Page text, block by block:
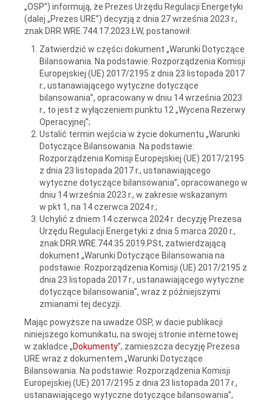
„OSP”) informują, że Prezes Urzędu Regulacji Energetyki
(dalej „Prezes URE”) decyzją z dnia 27 września 2023 r.,
znak DRR.WRE.744.17.2023.ŁW, postanowił:
Zatwierdzić w części dokument „Warunki Dotyczące
Bilansowania. Na podstawie: Rozporządzenia Komisji
Europejskiej (UE) 2017/2195 z dnia 23 listopada 2017
r., ustanawiającego wytyczne dotyczące
bilansowania”, opracowany w dniu 14 września 2023
r., to jest z wyłączeniem punktu 12 „Wycena Rezerwy
Operacyjnej”;
Ustalić termin wejścia w życie dokumentu „Warunki
Dotyczące Bilansowania. Na podstawie:
Rozporządzenia Komisji Europejskiej (UE) 2017/2195
z dnia 23 listopada 2017 r., ustanawiającego
wytyczne dotyczące bilansowania”, opracowanego w
dniu 14 września 2023 r., w zakresie wskazanym
w pkt 1, na 14 czerwca 2024 r.;
Uchylić z dniem 14 czerwca 2024 r. decyzję Prezesa
Urzędu Regulacji Energetyki z dnia 5 marca 2020 r.,
znak DRR.WRE.744.35.2019.PSt, zatwierdzającą
dokument „Warunki Dotyczące Bilansowania na
podstawie: Rozporządzenia Komisji (UE) 2017/2195 z
dnia 23 listopada 2017 r., ustanawiającego wytyczne
dotyczące bilansowania”, wraz z późniejszymi
zmianami tej decyzji.
Mając powyższe na uwadze OSP, w dacie publikacji
niniejszego komunikatu, na swojej stronie internetowej
w zakładce „Dokumenty”, zamieszcza decyzję Prezesa
URE wraz z dokumentem „Warunki Dotyczące
Bilansowania. Na podstawie: Rozporządzenia Komisji
Europejskiej (UE) 2017/2195 z dnia 23 listopada 2017 r.,
ustanawiającego wytyczne dotyczące bilansowania”,